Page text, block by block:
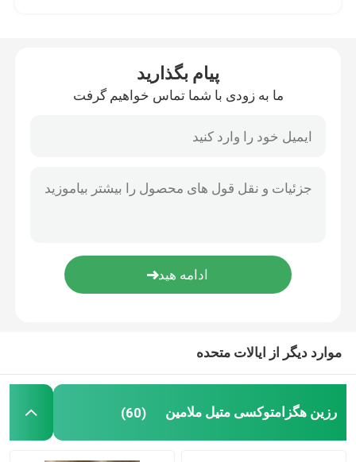
رزین ملامینه متیله
هگزامتیلول ملامین
تری متیلول ملامین
کراسلینکر ملامینه
پوشش رزین ملامینه
رزین ملامین فرمالدئید بوتیله
پیام بگذارید
ما به زودی با شما تماس خواهیم گرفت
موارد دیگر از ایالات متحده
رزین هگزامتوکسی متیل ملامین (60)